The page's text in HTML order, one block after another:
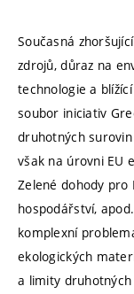
Současná
zdrojů, důraz na
technologie a
soubor iniciativ
druhotných
však na úrovni EU
Zelené dohody pro
hospodářství,
komplexní
ekologických
a limity